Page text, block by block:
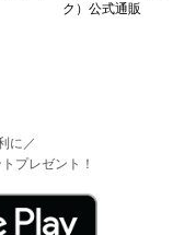
に／
プレゼント！